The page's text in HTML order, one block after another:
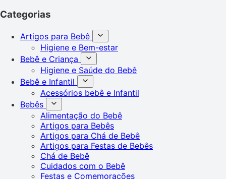
Categorias
Artigos para Bebê
Higiene e Bem-estar
Bebê e Criança
Higiene e Saúde do Bebê
Bebê e Infantil
Acessórios bebê e Infantil
Bebês
Alimentação do Bebê
Artigos para Bebês
Artigos para Chá de Bebê
Artigos para Festas de Bebês
Chá de Bebê
Cuidados com o Bebê
Festas e Comemorações